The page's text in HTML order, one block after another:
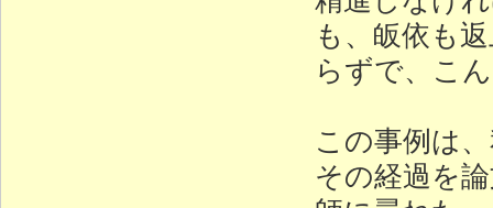
も、皈依も
らずで、こ
この事例は
その経過を